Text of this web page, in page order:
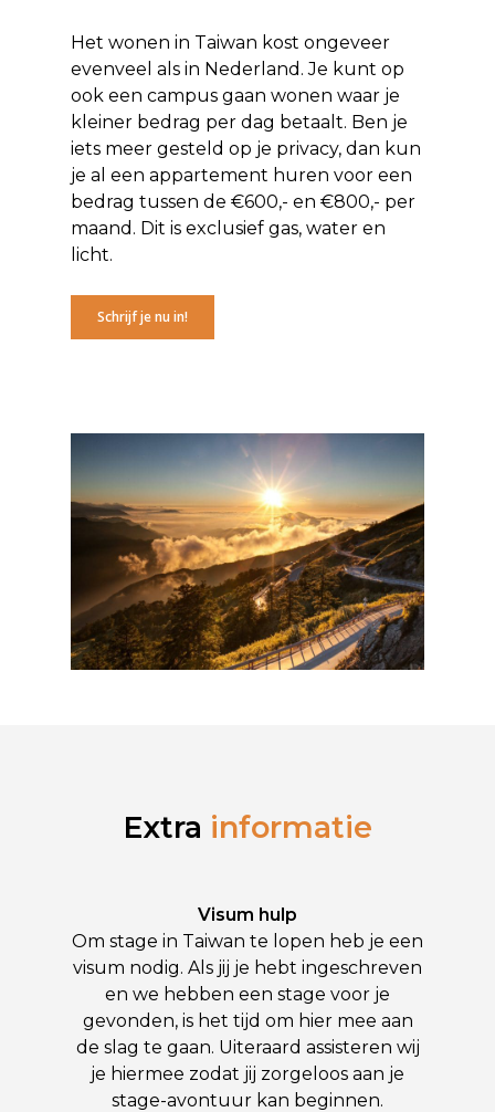
Het wonen in Taiwan kost ongeveer
evenveel als in Nederland. Je kunt op
ook een campus gaan wonen waar je
kleiner bedrag per dag betaalt. Ben je
iets meer gesteld op je privacy, dan kun
je al een appartement huren voor een
bedrag tussen de €600,- en €800,- per
maand. Dit is exclusief gas, water en
licht.
Schrijf je nu in!
Extra informatie
Visum hulp
Om stage in Taiwan te lopen heb je een
visum nodig. Als jij je hebt ingeschreven
en we hebben een stage voor je
gevonden, is het tijd om hier mee aan
de slag te gaan. Uiteraard assisteren wij
je hiermee zodat jij zorgeloos aan je
stage-avontuur kan beginnen.